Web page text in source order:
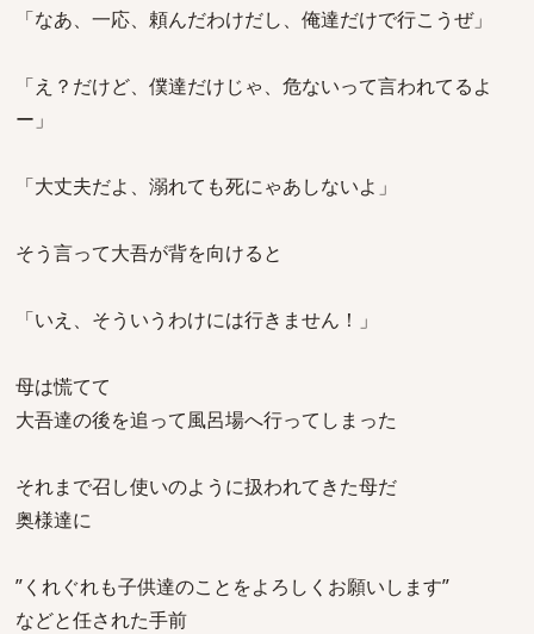
「なあ、一応、頼んだわけだし、俺達だけで行こうぜ」
「え？だけど、僕達だけじゃ、危ないって言われてるよ
ー」
「大丈夫だよ、溺れても死にゃあしないよ」
そう言って大吾が背を向けると
「いえ、そういうわけには行きません！」
母は慌てて
大吾達の後を追って風呂場へ行ってしまった
それまで召し使いのように扱われてきた母だ
奥様達に
”くれぐれも子供達のことをよろしくお願いします”
などと任された手前